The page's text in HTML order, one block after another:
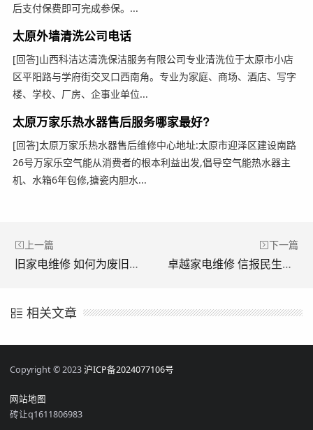
后支付保费即可完成参保。...
太原外墙清洗公司电话
[回答]山西科洁达清洗保洁服务有限公司专业清洗位于太原市小店
区平阳路与学府街交叉口西南角。专业为家庭、商场、酒店、写字
楼、学校、厂房、企事业单位...
太原万家乐热水器售后服务哪家最好?
[回答]太原万家乐热水器售后维修中心地址:太原市迎泽区建设南路
26号万家乐空气能从消费者的根本利益出发,倡导空气能热水器主
机、水箱6年包修,搪瓷内胆水...
上一篇
旧家电维修 如何为废旧家电找个“好归宿” 人民时评
下一篇
卓越家电维修 信报民生服务走进卓越蔚蓝群岛 家电维修忙，半天修10多件
相关文章
Copyright © 2023沪ICP备2024077106号
网站地图
砖让q1611806983